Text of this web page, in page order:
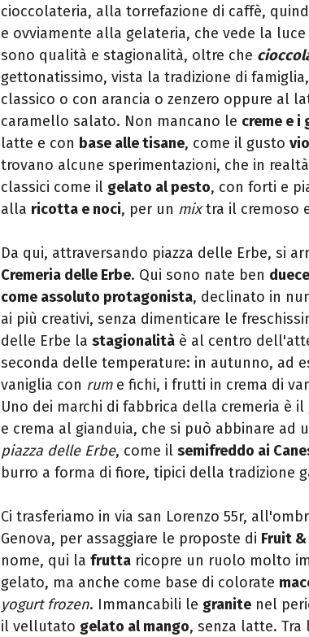
cioccolateria, alla torrefazione di caffè,
e ovviamente alla gelateria, che vede la
sono qualità e stagionalità, oltre che
gettonatissimo, vista la tradizione di
classico o con arancia o zenzero oppure al
caramello salato. Non mancano le creme e
latte e con base alle tisane, come il gusto
trovano alcune sperimentazioni, che in
classici come il gelato al pesto, con forti e
alla ricotta e noci, per un mixtra il cremoso
Da qui, attraversando piazza delle Erbe, si
Cremeria delle Erbe. Qui sono nate ben
come assoluto protagonista, declinato in
ai più creativi, senza dimenticare le
delle Erbe la stagionalità è al centro
seconda delle temperature: in autunno, ad
vaniglia con rume fichi, i frutti in crema di
Uno dei marchi di fabbrica della cremeria è il
e crema al gianduia, che si può abbinare ad
piazza delle Erbe, come il semifreddo ai
burro a forma di fiore, tipici della tradizione
Ci trasferiamo in via san Lorenzo 55r,
Genova, per assaggiare le proposte di Fruit &
nome, qui la frutta ricopre un ruolo molto
gelato, ma anche come base di colorate
yogurt frozen. Immancabili le granite nel
il vellutato gelato al mango, senza latte.